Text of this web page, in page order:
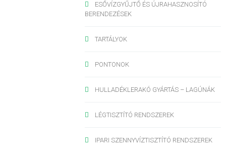
ESŐVÍZGYŰJTŐ ÉS ÚJRAHASZNOSÍTÓ
BERENDEZÉSEK
TARTÁLYOK
PONTONOK
HULLADÉKLERAKÓ GYÁRTÁS – LAGÚNÁK
LÉGTISZTÍTÓ RENDSZEREK
IPARI SZENNYVÍZTISZTÍTÓ RENDSZEREK